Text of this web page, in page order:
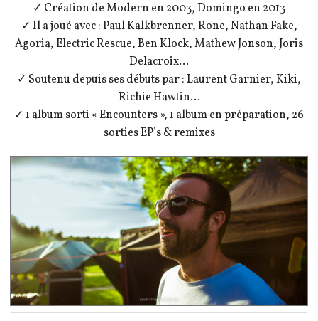
✓ Création de Modern en 2003, Domingo en 2013
✓ Il a joué avec : Paul Kalkbrenner, Rone, Nathan Fake,
Agoria, Electric Rescue, Ben Klock, Mathew Jonson, Joris
Delacroix…
✓ Soutenu depuis ses débuts par : Laurent Garnier, Kiki,
Richie Hawtin…
✓ 1 album sorti « Encounters », 1 album en préparation, 26
sorties EP’s & remixes